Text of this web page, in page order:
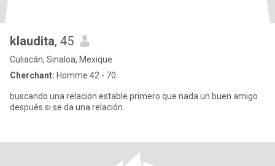
klaudita, 45
Culiacán, Sinaloa, Mexique
Cherchant: Homme 42 - 70
buscando una relación estable primero que nada un buen amigo
después si se da una relación.